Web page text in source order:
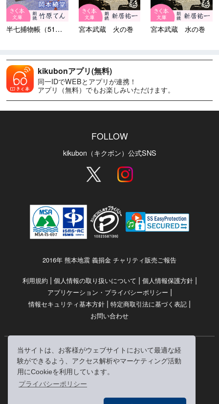
当サイトは、お客様がウェブサイトにおいて最適な経
験ができるよう、アクセス解析やマーケティング活動
用にCookieを利用しています。
プライバシーポリシー
半七捕物帳（51）大森の鶏 宮本武蔵 火の巻 宮本武蔵 水の巻
kikubonアプリ(無料)
同一IDでWEBとアプリが連携！
アプリ（無料）でもお楽しみいただけます。
FOLLOW
kikubon（キクボン）公式SNS
2016年 熊本地震 義捐金 チャリティ販売ご報告
利用規約 | 個人情報の取り扱いについて | 個人情報保護方針|
アプリケーション・プライバシーポリシー |
情報セキュリティ基本方針 | 特定商取引法に基づく表記 |
お問い合わせ
© RRJ Inc.
（kikubon/キクボン/きく本/きくほん/キクホン）は
株式会社RRJの登録商標です。